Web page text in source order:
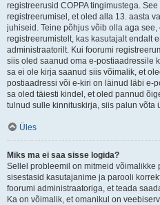
registreerusid COPPA tingimustega.
registreerumisel, et oled alla 13. aasta
juhiseid. Teine põhjus võib olla aga
registreerumistelt, kas kasutajalt endalt
administraatorilt. Kui foorumi
siis oled saanud oma e-postiaadressile
sa ei ole kirja saanud siis võimalik, et
postiaadressi või e-kiri on läinud läbi e-
sa oled täiesti kindel, et oled pannud
tulnud sulle kinnituskirja, siis palun võta
Üles
Miks ma ei saa sisse logida?
Sellel probleemil on mitmeid võimalikke
sisestasid kasutajanime ja parooli
foorumi administraatoriga, et teada
Ka on võimalik, et omanikul on